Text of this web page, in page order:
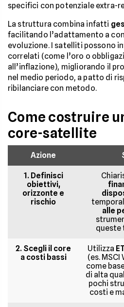
specifici con potenziale extra-
La struttura combina infatti
facilitando l’adattamento a
evoluzione. I satelliti possono
correlati (come l’oro o
all’inflazione), migliorando il
nel medio periodo, a patto di
ribilanciare con metodo.
Come costruire
core-satellite
Azione
1. Definisci
obiettivi,
orizzonte e
rischio
alle
queste
2. Scegli il core
a costi bassi
Utilizza
(es. MSCI
come
di alta
pochi
costi e